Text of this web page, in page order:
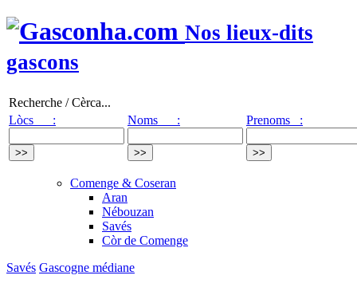
Nos lieux-dits
gascons
Recherche / Cèrca...
Lòcs :
Noms : Prenoms :
Comenge & Coseran
Aran
Nébouzan
Savés
Còr de Comenge
Savés Gascogne médiane